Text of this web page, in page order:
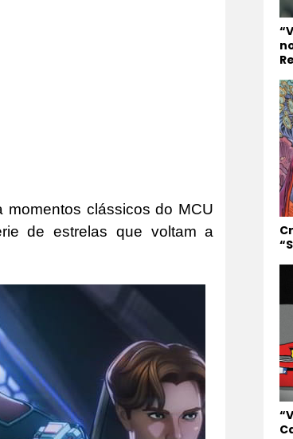
clássicos do MCU
de estrelas que voltam a